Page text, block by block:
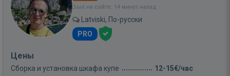
Был на сайте: 14 минут назад
Latviski, По-русски
PRO
Цены
Сборка и установка шкафа купе 12-15€/час